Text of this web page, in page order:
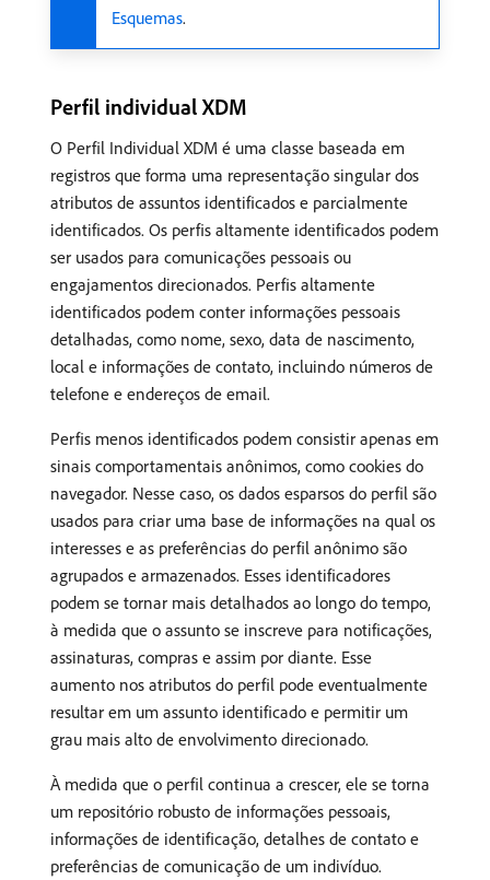
Esquemas.
Perfil individual XDM
O Perfil Individual XDM é uma classe baseada em
registros que forma uma representação singular dos
atributos de assuntos identificados e parcialmente
identificados. Os perfis altamente identificados podem
ser usados para comunicações pessoais ou
engajamentos direcionados. Perfis altamente
identificados podem conter informações pessoais
detalhadas, como nome, sexo, data de nascimento,
local e informações de contato, incluindo números de
telefone e endereços de email.
Perfis menos identificados podem consistir apenas em
sinais comportamentais anônimos, como cookies do
navegador. Nesse caso, os dados esparsos do perfil são
usados para criar uma base de informações na qual os
interesses e as preferências do perfil anônimo são
agrupados e armazenados. Esses identificadores
podem se tornar mais detalhados ao longo do tempo,
à medida que o assunto se inscreve para notificações,
assinaturas, compras e assim por diante. Esse
aumento nos atributos do perfil pode eventualmente
resultar em um assunto identificado e permitir um
grau mais alto de envolvimento direcionado.
À medida que o perfil continua a crescer, ele se torna
um repositório robusto de informações pessoais,
informações de identificação, detalhes de contato e
preferências de comunicação de um indivíduo.